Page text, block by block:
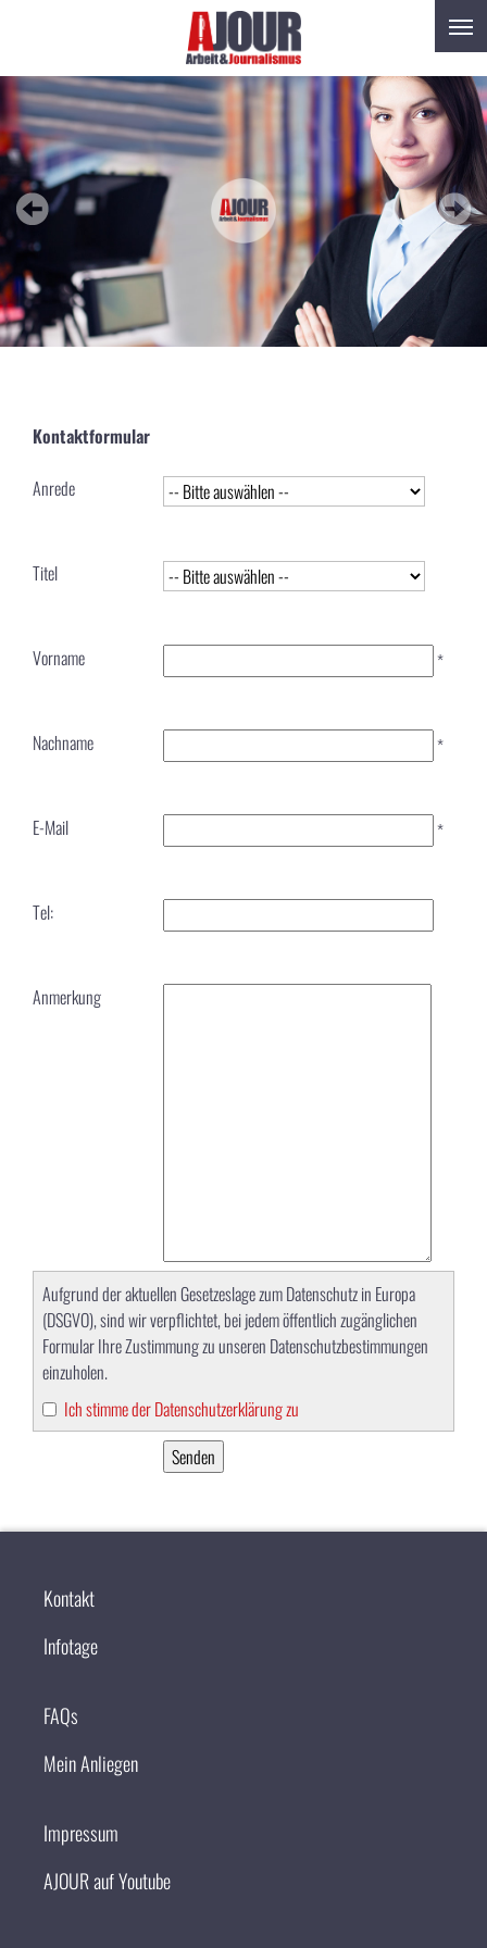
Kontaktformular
Anrede
Titel
Vorname *
Nachname *
E-Mail *
Tel:
Anmerkung
Aufgrund der aktuellen Gesetzeslage zum Datenschutz in Europa
(DSGVO), sind wir verpflichtet, bei jedem öffentlich zugänglichen
Formular Ihre Zustimmung zu unseren Datenschutzbestimmungen
einzuholen.
Ich stimme der Datenschutzerklärung zu
Kontakt
Infotage
FAQs
Mein Anliegen
Impressum
AJOUR auf Youtube